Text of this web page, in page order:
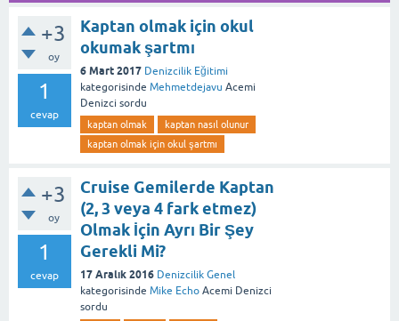
+3
oy
1
cevap
Kaptan olmak için okul
okumak şartmı
6 Mart 2017 Denizcilik Eğitimi
kategorisinde Mehmetdejavu Acemi
Denizci sordu
kaptan olmak
kaptan nasıl olunur
kaptan olmak için okul şartmı
+3
oy
1
cevap
Cruise Gemilerde Kaptan
(2, 3 veya 4 fark etmez)
Olmak İçin Ayrı Bir Şey
Gerekli Mi?
17 Aralık 2016 Denizcilik Genel
kategorisinde Mike Echo Acemi Denizci
sordu